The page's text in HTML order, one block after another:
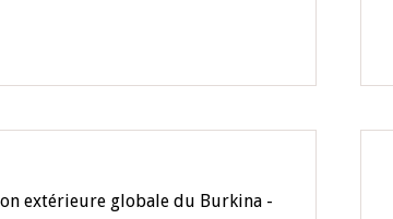
extérieure globale du Burkina -